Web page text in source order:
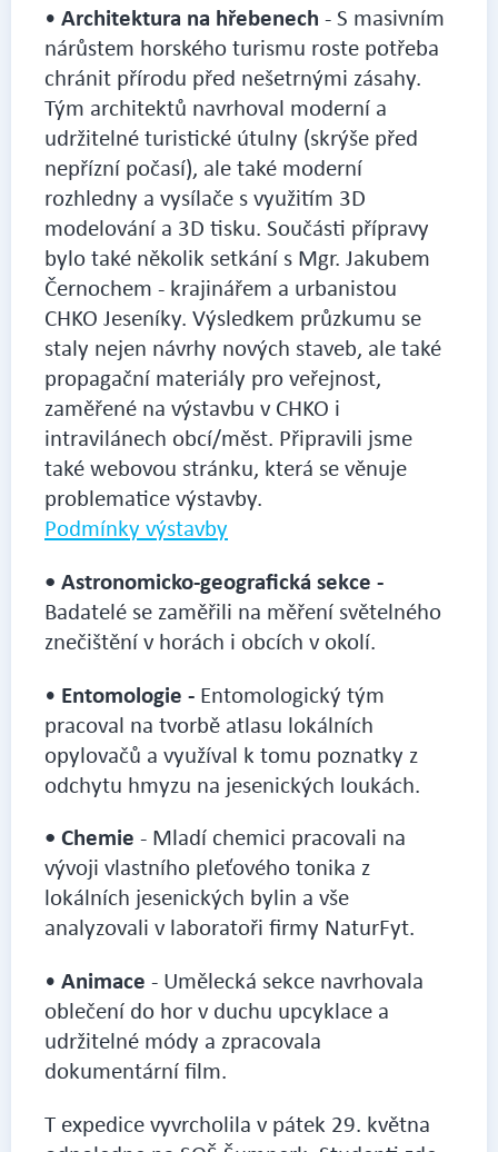
• Architektura na hřebenech - S masivním
nárůstem horského turismu roste potřeba
chránit přírodu před nešetrnými zásahy.
Tým architektů navrhoval moderní a
udržitelné turistické útulny (skrýše před
nepřízní počasí), ale také moderní
rozhledny a vysílače s využitím 3D
modelování a 3D tisku. Součásti přípravy
bylo také několik setkání s Mgr. Jakubem
Černochem - krajinářem a urbanistou
CHKO Jeseníky. Výsledkem průzkumu se
staly nejen návrhy nových staveb, ale také
propagační materiály pro veřejnost,
zaměřené na výstavbu v CHKO i
intravilánech obcí/měst. Připravili jsme
také webovou stránku, která se věnuje
problematice výstavby.
Podmínky výstavby
•
Badatelé se zaměřili na měření světelného
znečištění v horách i obcích v okolí.
• Entomologie - Entomologický tým
pracoval na tvorbě atlasu lokálních
opylovačů a využíval k tomu poznatky z
odchytu hmyzu na jesenických loukách.
• Chemie - Mladí chemici pracovali na
vývoji vlastního pleťového tonika z
lokálních jesenických bylin a vše
analyzovali v laboratoři firmy NaturFyt.
• Animace - Umělecká sekce navrhovala
oblečení do hor v duchu upcyklace a
udržitelné módy a zpracovala
dokumentární film.
T expedice vyvrcholila v pátek 29. května